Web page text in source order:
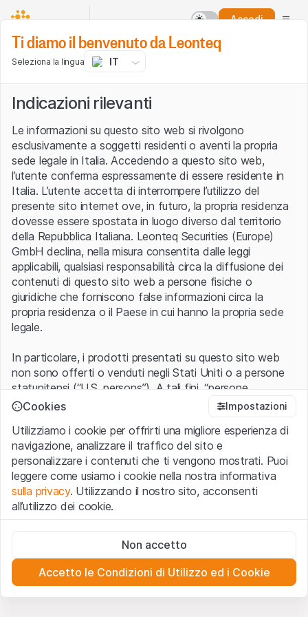
Accedi
Ti diamo il benvenuto da Leonteq
Seleziona la lingua IT
Indicazioni rilevanti
Le informazioni su questo sito web si rivolgono
esclusivamente a soggetti residenti o aventi la propria
sede legale in Italia. Accedendo a questo sito web,
l’utente conferma espressamente di essere residente in
Italia. L’utente accetta di interrompere l’utilizzo del
presente sito internet ove, in futuro, la propria residenza
dovesse essere spostata in luogo diverso dal territorio
della Repubblica Italiana. Leonteq Securities (Europe)
GmbH declina, nella misura consentita dalle leggi
applicabili, qualsiasi responsabilità circa la diffusione dei
contenuti di questo sito web a persone fisiche o
giuridiche che forniscono false informazioni circa la
propria residenza o il Paese in cui hanno la propria sede
legale.
In particolare, i prodotti presentati su questo sito web
non sono offerti o venduti negli Stati Uniti o a persone
statunitensi (“U.S. persons”). A tali fini, “persone
statunitensi” vanno intese nel significato ad esse ascritto
1933 che include le persone residenti negli Stati Uniti
d’America, le società per azioni e le altre forme societarie
americane.
Condizioni di utilizzo e informazioni legali
Con l’accesso al sito web (di seguito, il “Sito”) si dichiara
avvertenze importanti e le condizioni di utilizzo ivi rese
siano accettate, l’utente è tenuto ad interrompere
l’utilizzo del presente Sito.
Cookies Impostazioni
Utilizziamo i cookie per offrirti una migliore esperienza di
navigazione, analizzare il traffico del sito e
personalizzare i contenuti che ti vengono mostrati. Puoi
leggere come usiamo i cookie nella nostra informativa
sulla privacy. Utilizzando il nostro sito, acconsenti
all’utilizzo dei cookie.
Questi cookie sono necessari per il funzionamento del sito
web e non possono essere disattivati.
Cookie analitici
Questi cookie monitorano in forma anonima le interazioni
Non accetto
Accetto le Condizioni di Utilizzo ed i Cookie